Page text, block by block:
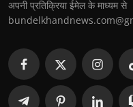
अपनी प्रतिक्रिया ईमेल के माध्यम से